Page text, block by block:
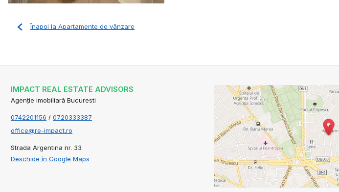
Înapoi la Apartamente de vânzare
IMPACT REAL ESTATE ADVISORS
Agenție imobiliară Bucuresti
0742201156 / 0720333387
office@re-impact.ro
Strada Argentina nr. 33
Deschide în Google Maps